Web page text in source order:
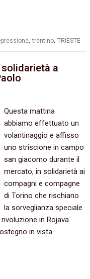
,trentino,TRIESTE
a
Questa mattina
abbiamo effettuato un
volantinaggio e affisso
uno striscione in campo
san giacomo durante il
mercato, in solidarietà ai
compagni e compagne
di Torino che rischiano
la sorveglianza speciale
in Rojava.
in vista